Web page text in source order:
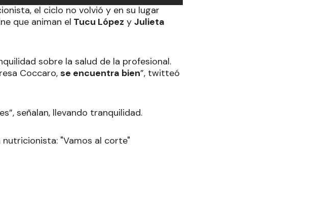
el ciclo no volvió y en su lugar
que animan el Tucu López y Julieta
sobre la salud de la profesional.
Coccaro, se encuentra bien”, twitteó
señalan, llevando tranquilidad.